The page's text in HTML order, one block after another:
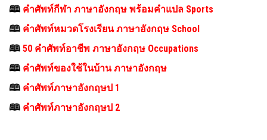
🕮 คำศัพท์กีฬา ภาษาอังกฤษ พร้อมคําแปล Sports
🕮 คำศัพท์หมวดโรงเรียน ภาษาอังกฤษ School
🕮 50 คำศัพท์อาชีพ ภาษาอังกฤษ Occupations
🕮 คําศัพท์ของใช้ในบ้าน ภาษาอังกฤษ
🕮 คําศัพท์ภาษาอังกฤษป 1
🕮 คําศัพท์ภาษาอังกฤษป 2